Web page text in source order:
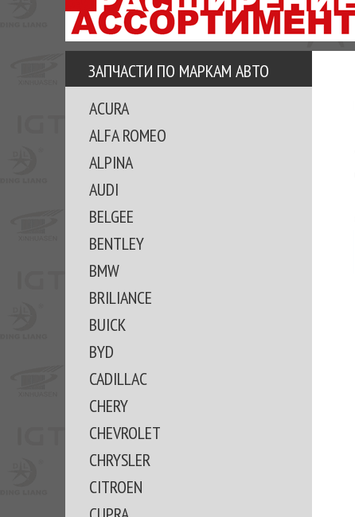
ЗАПЧАСТИ ПО МАРКАМ АВТО
ACURA
ALFA ROMEO
ALPINA
AUDI
BELGEE
BENTLEY
BMW
BRILIANCE
BUICK
BYD
CADILLAC
CHERY
CHEVROLET
CHRYSLER
CITROEN